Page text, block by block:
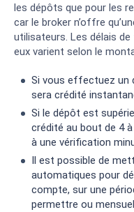
les dépôts que pour les
car le broker n’offre
utilisateurs. Les délais
eux varient selon le
Si vous effectuez un
sera crédité
Si le dépôt est
crédité au bout de 4
à une vérification
Il est possible de
automatiques pour
compte, sur une
permettre ou